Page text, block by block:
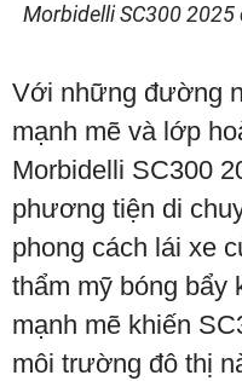
Morbidelli SC300
Với những đường
mạnh mẽ và lớp
Morbidelli SC300
phương tiện di
phong cách lái xe
thẩm mỹ bóng bẩy
mạnh mẽ khiến
môi trường đô thị